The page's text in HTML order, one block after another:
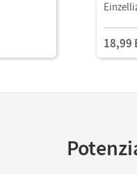
Jahre)
18,99